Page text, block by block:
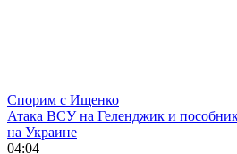
Спорим с Ищенко
Атака ВСУ на Геленджик и
на Украине
04:04